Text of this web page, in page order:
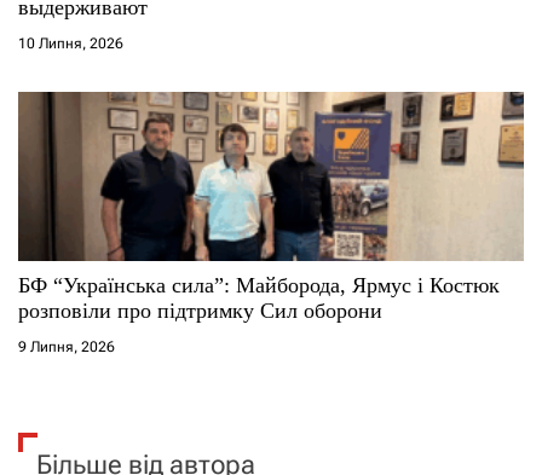
выдерживают
10 Липня, 2026
БФ “Українська сила”: Майборода, Ярмус і Костюк
розповіли про підтримку Сил оборони
9 Липня, 2026
Більше від автора